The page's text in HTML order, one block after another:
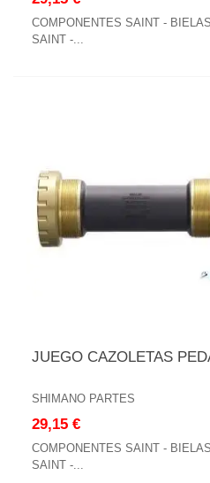
COMPONENTES SAINT -
SAINT -...
JUEGO CAZOLETAS
SHIMANO PARTES
29,15 €
COMPONENTES SAINT -
SAINT -...